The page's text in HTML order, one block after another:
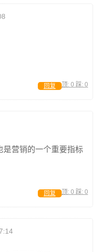
顶: 0 踩: 0
回复
是营销的一个重要指标
顶: 0 踩: 0
回复